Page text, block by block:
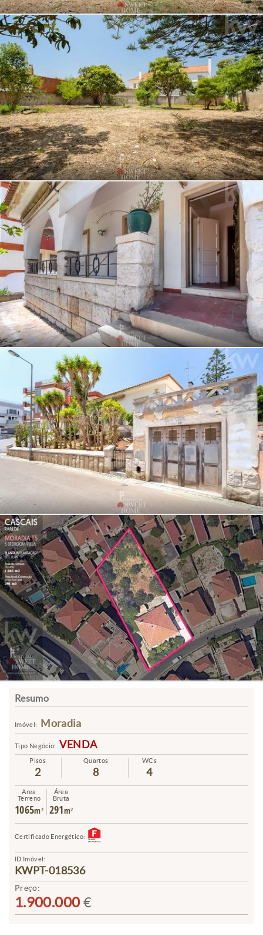
Resumo
Imóvel: Moradia
Tipo Negócio: VENDA
Pisos
2
Quartos
8
WCs
4
Area
Terreno
1065m²
Área
Bruta
291m²
Certificado Energético:
ID Imóvel:
KWPT-018536
Preço:
1.900.000€